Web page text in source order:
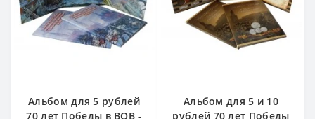
Альбом для 5 рублей
70 лет Победы в ВОВ -
Альбом для 5 и 10
рублей 70 лет Победы